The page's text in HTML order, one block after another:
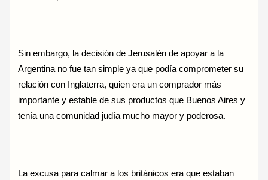
Sin embargo, la decisión de Jerusalén de apoyar a la
Argentina no fue tan simple ya que podía comprometer su
relación con Inglaterra, quien era un comprador más
importante y estable de sus productos que Buenos Aires y
tenía una comunidad judía mucho mayor y poderosa.
La excusa para calmar a los británicos era que estaban